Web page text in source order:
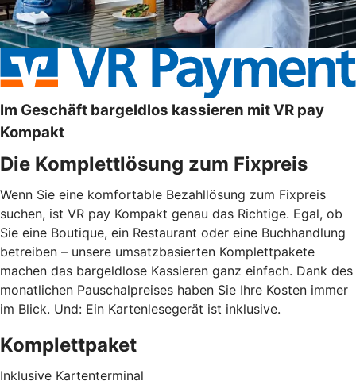
Im Geschäft bargeldlos kassieren mit VR pay
Kompakt
Die Komplettlösung zum Fixpreis
Wenn Sie eine komfortable Bezahllösung zum Fixpreis
suchen, ist VR pay Kompakt genau das Richtige. Egal, ob
Sie eine Boutique, ein Restaurant oder eine Buchhandlung
betreiben – unsere umsatzbasierten Komplettpakete
machen das bargeldlose Kassieren ganz einfach. Dank des
monatlichen Pauschalpreises haben Sie Ihre Kosten immer
im Blick. Und: Ein Kartenlesegerät ist inklusive.
Komplettpaket
Inklusive Kartenterminal